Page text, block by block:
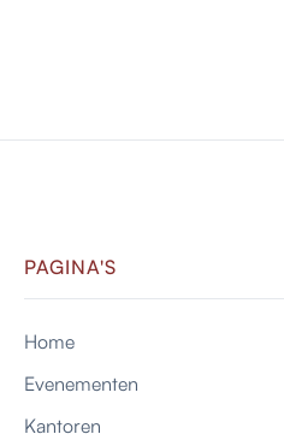
PAGINA'S
Home
Evenementen
Kantoren